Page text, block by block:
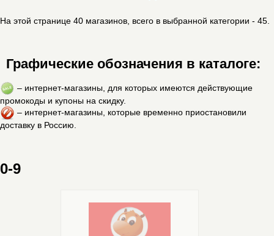
На этой странице 40 магазинов, всего в выбранной категории - 45.
Графические обозначения в каталоге:
– интернет-магазины, для которых имеются действующие
промокоды и купоны на скидку.
– интернет-магазины, которые временно приостановили
доставку в Россию.
0-9